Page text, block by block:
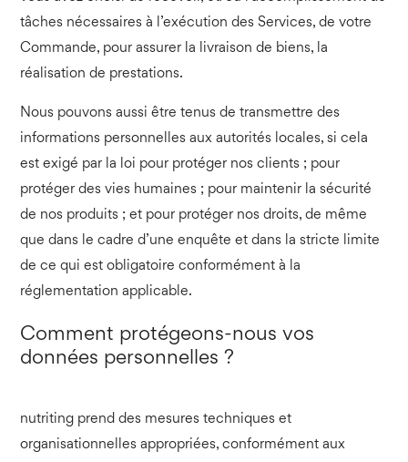
tâches nécessaires à l’exécution des Services, de votre
Commande, pour assurer la livraison de biens, la
réalisation de prestations.
Nous pouvons aussi être tenus de transmettre des
informations personnelles aux autorités locales, si cela
est exigé par la loi pour protéger nos clients ; pour
protéger des vies humaines ; pour maintenir la sécurité
de nos produits ; et pour protéger nos droits, de même
que dans le cadre d’une enquête et dans la stricte limite
de ce qui est obligatoire conformément à la
réglementation applicable.
Comment protégeons-nous vos
données personnelles ?
nutriting prend des mesures techniques et
organisationnelles appropriées, conformément aux